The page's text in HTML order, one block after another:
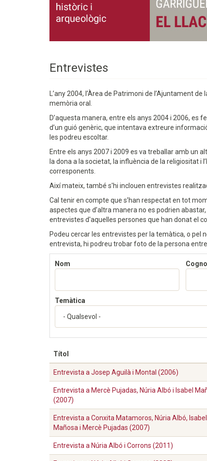
Entrevistes
L’any 2004, l’Àrea de Patrimoni de l’Ajuntament
memòria oral.
D’aquesta manera, entre els anys 2004 i 2006, es
d’un guió genèric, que intentava extreure
les podreu escoltar.
Entre els anys 2007 i 2009 es va treballar amb un
la dona a la societat, la influència de la religiositat i
corresponents.
Així mateix, també s'hi inclouen entrevistes
Cal tenir en compte que s’han respectat en tot
aspectes que d’altra manera no es podrien
entrevistes d'aquelles persones que han donat el
Podeu cercar les entrevistes per la temàtica, o pel
entrevista, hi podreu trobar foto de la persona
Nom
Temàtica
Títol
Entrevista a Josep Aguilà i Montal (2006)
Entrevista a Mercè Pujadas, Núria Albó i Isabel
(2007)
Entrevista a Conxita Matamoros, Núria Albó, Isabel
Mañosa i Mercè Pujadas (2007)
Entrevista a Núria Albó i Corrons (2011)